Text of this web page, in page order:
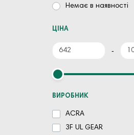
Немає в наявності
ЦІНА
-
ВИРОБНИК
ACRA
3F UL GEAR